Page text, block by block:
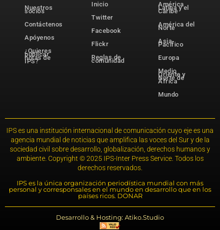
Nuestros
socios
Contáctenos
Apóyenos
¿Quieres
publicar
notas de
IPS?
Inicio
Twitter
Facebook
Flickr
Reglas de
comunidad
América
Latina y el
Caribe
América del
Norte
Asia-
Pacífico
Europa
Medio
Oriente y
Norte de
África
Mundo
IPS es una institución internacional de comunicación cuyo eje es una
agencia mundial de noticias que amplifica las voces del Sur y de la
sociedad civil sobre desarrollo, globalización, derechos humanos y
ambiente. Copyright © 2025 IPS-Inter Press Service. Todos los
derechos reservados.
IPS es la única organización periodística mundial con más
personal y corresponsales en el mundo en desarrollo que en los
países ricos. DONAR
Desarrollo & Hosting: Atiko.Studio